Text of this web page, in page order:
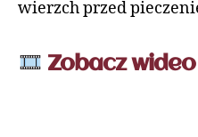
wierzch przed
Zobacz